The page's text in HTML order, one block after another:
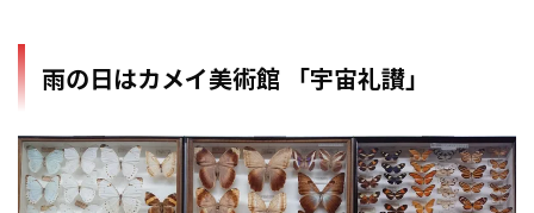
雨の日はカメイ美術館 「宇宙礼讃」